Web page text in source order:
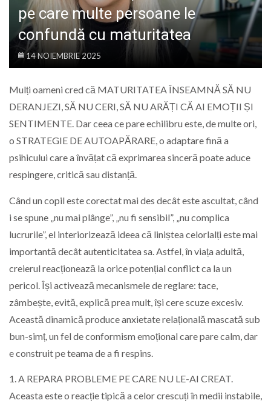
pe care multe persoane le
confundă cu maturitatea
14 NOIEMBRIE 2025
Mulți oameni cred că MATURITATEA ÎNSEAMNĂ SĂ NU
DERANJEZI, SĂ NU CERI, SĂ NU ARĂȚI CĂ AI EMOȚII ȘI
SENTIMENTE. Dar ceea ce pare echilibru este, de multe ori,
o STRATEGIE DE AUTOAPĂRARE, o adaptare fină a
psihicului care a învățat că exprimarea sinceră poate aduce
respingere, critică sau distanță.
Când un copil este corectat mai des decât este ascultat, când
i se spune „nu mai plânge”, „nu fi sensibil”, „nu complica
lucrurile”, el interiorizează ideea că liniștea celorlalți este mai
importantă decât autenticitatea sa. Astfel, în viața adultă,
creierul reacționează la orice potențial conflict ca la un
pericol. Își activează mecanismele de reglare: tace,
zâmbește, evită, explică prea mult, își cere scuze excesiv.
Această dinamică produce anxietate relațională mascată sub
bun-simț, un fel de conformism emoțional care pare calm, dar
e construit pe teama de a fi respins.
1. A REPARA PROBLEME PE CARE NU LE-AI CREAT.
Aceasta este o reacție tipică a celor crescuți în medii instabile,